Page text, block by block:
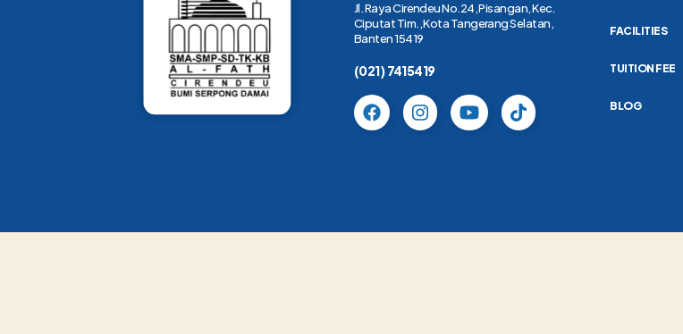
Jl. Raya Cirendeu No.24, Pisangan, Kec.
Ciputat Tim., Kota Tangerang Selatan,
Banten 15419
(021) 7415419
FACILITIES
TUITION FEE
BLOG